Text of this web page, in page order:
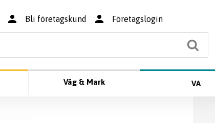
Bli företagskund Företagslogin
Väg & Mark VA